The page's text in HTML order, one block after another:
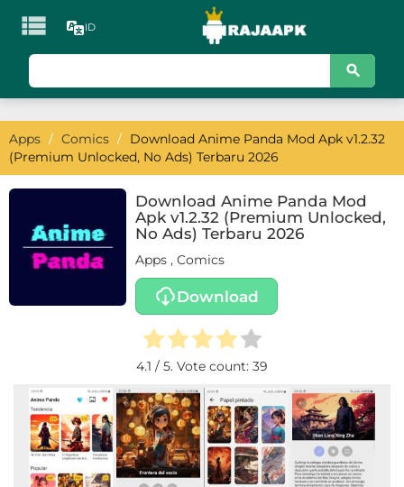
 ID
Games
Action
Arcade
Board
Card
Casual
Educational
First
Apps / Comics / Download Anime Panda Mod Apk v1.2.32
(Premium Unlocked, No Ads) Terbaru 2026
Download Anime Panda Mod
Apk v1.2.32 (Premium Unlocked,
No Ads) Terbaru 2026
Apps , Comics
Download
4.1 / 5. Vote count: 39